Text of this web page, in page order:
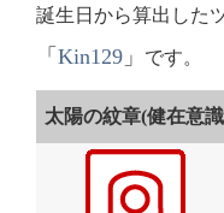
誕生日から算出した
「 Kin129 」 です。
太陽の紋章(健在意